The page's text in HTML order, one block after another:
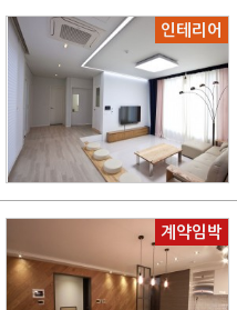
인테리어
계약임박